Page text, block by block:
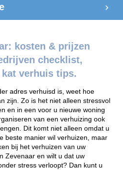
kosten & prijzen
checklist,
verhuis tips.
adres verhuisd is, weet hoe
zijn. Zo is het niet alleen stressvol
en in een voor u nieuwe woning
van een verhuizing ook
Dit komt niet alleen omdat u
beste manier wil verhuizen, maar
bij het verhuizen van uw
Zevenaar en wilt u dat uw
stress verloopt? Dan kunt u